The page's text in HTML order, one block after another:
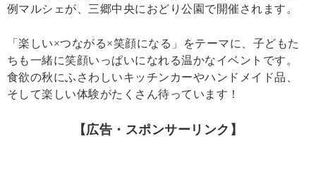
例マルシェが、三郷中央におどり公園で開催されます。
「楽しい×つながる×笑顔になる」をテーマに、子どもた
ちも一緒に笑顔いっぱいになれる温かなイベントです。
食欲の秋にふさわしいキッチンカーやハンドメイド品、
そして楽しい体験がたくさん待っています！
【広告・スポンサーリンク】